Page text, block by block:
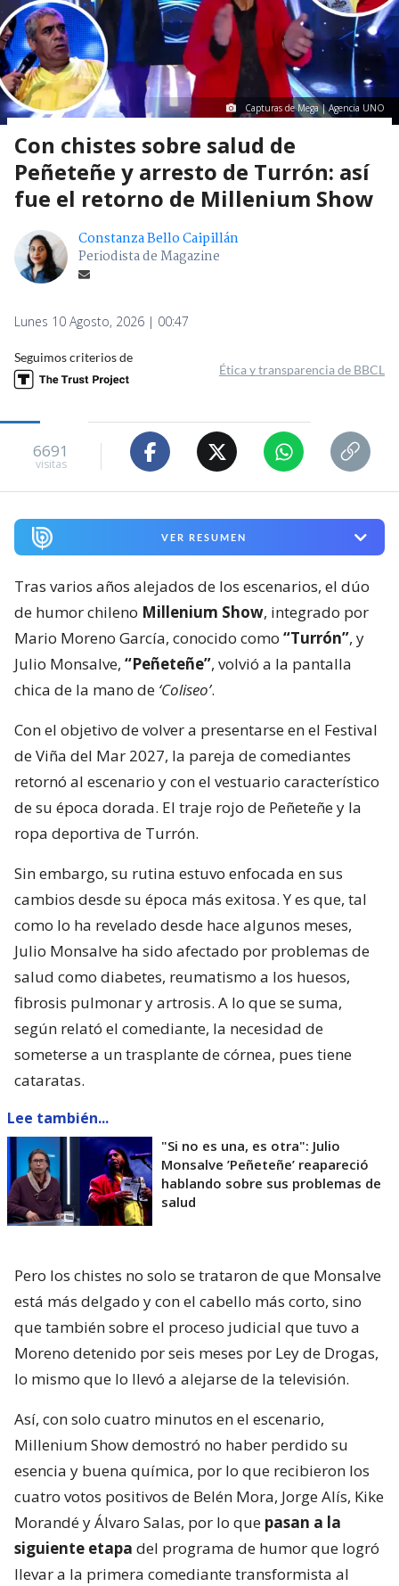
Capturas de Mega | Agencia UNO
Con chistes sobre salud de
Peñeteñe y arresto de Turrón: así
fue el retorno de Millenium Show
Constanza Bello Caipillán
Periodista de Magazine
Lunes 10 Agosto, 2026 | 00:47
Seguimos criterios de
Ética y transparencia de BBCL
6691
visitas
VER RESUMEN
Tras varios años alejados de los escenarios, el dúo
de humor chileno Millenium Show, integrado por
Mario Moreno García, conocido como “Turrón”, y
Julio Monsalve, “Peñeteñe”, volvió a la pantalla
chica de la mano de ‘Coliseo’.
Con el objetivo de volver a presentarse en el Festival
de Viña del Mar 2027, la pareja de comediantes
retornó al escenario y con el vestuario característico
de su época dorada. El traje rojo de Peñeteñe y la
ropa deportiva de Turrón.
Sin embargo, su rutina estuvo enfocada en sus
cambios desde su época más exitosa. Y es que, tal
como lo ha revelado desde hace algunos meses,
Julio Monsalve ha sido afectado por problemas de
salud como diabetes, reumatismo a los huesos,
fibrosis pulmonar y artrosis. A lo que se suma,
según relató el comediante, la necesidad de
someterse a un trasplante de córnea, pues tiene
cataratas.
Lee también...
"Si no es una, es otra": Julio
Monsalve ’Peñeteñe’ reapareció
hablando sobre sus problemas de
salud
Pero los chistes no solo se trataron de que Monsalve
está más delgado y con el cabello más corto, sino
que también sobre el proceso judicial que tuvo a
Moreno detenido por seis meses por Ley de Drogas,
lo mismo que lo llevó a alejarse de la televisión.
Así, con solo cuatro minutos en el escenario,
Millenium Show demostró no haber perdido su
esencia y buena química, por lo que recibieron los
cuatro votos positivos de Belén Mora, Jorge Alís, Kike
Morandé y Álvaro Salas, por lo que pasan a la
siguiente etapa del programa de humor que logró
llevar a la primera comediante transformista al